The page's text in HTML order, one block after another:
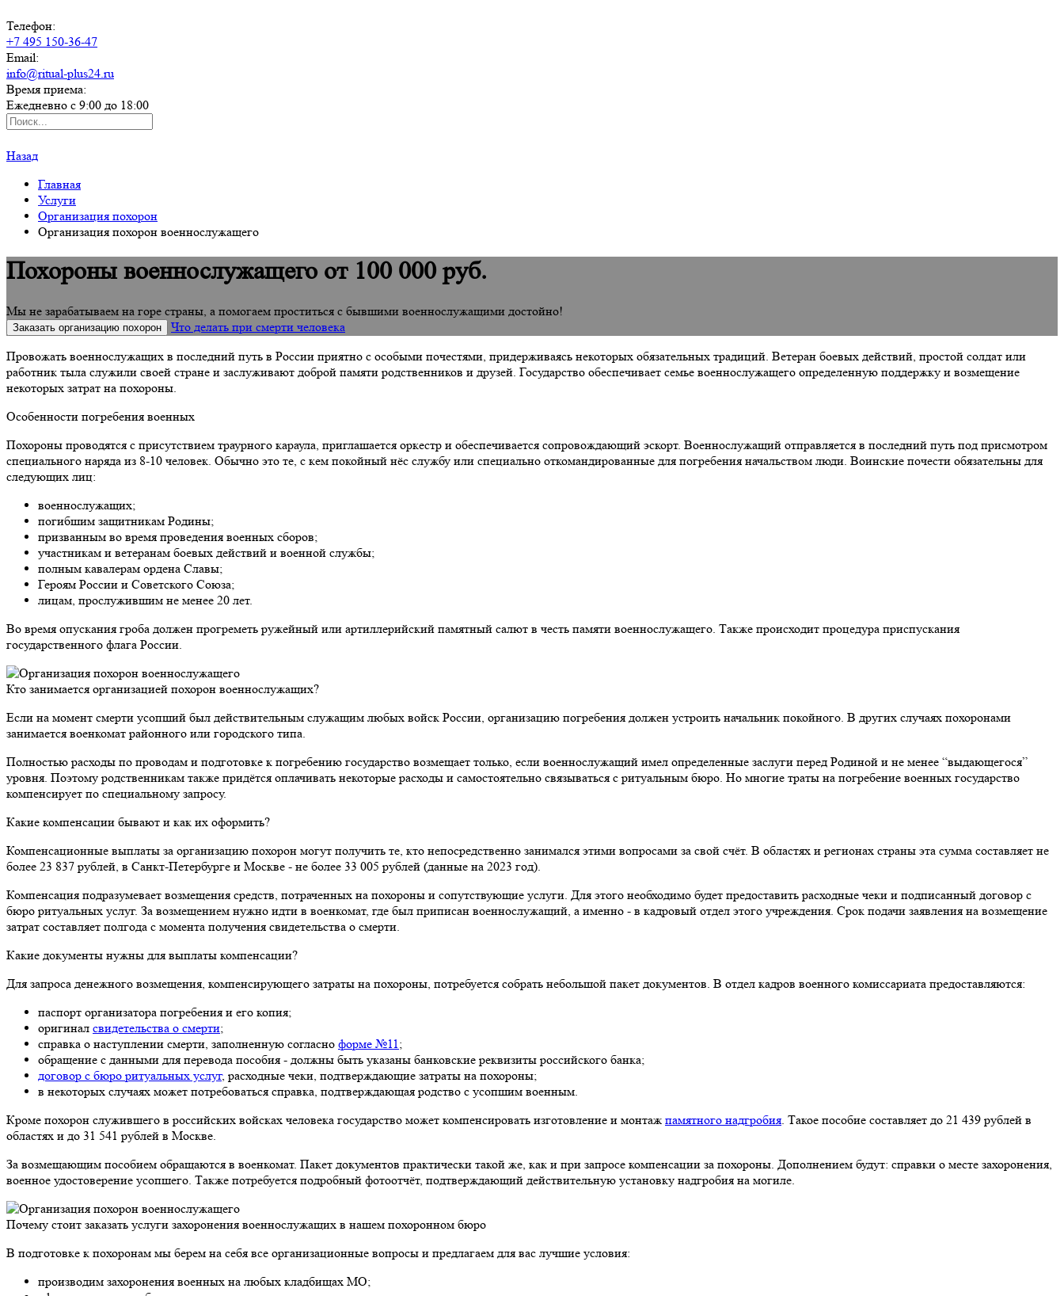
Телефон:
+7 495 150-36-47
Email:
info@ritual-plus24.ru
Время приема:
Ежедневно с 9:00 до 18:00
Назад
Главная
Услуги
Организация похорон
Организация похорон военнослужащего
Похороны военнослужащего от 100 000 руб.
Мы не зарабатываем на горе страны, а помогаем проститься с бывшими военнослужащими достойно!
Заказать организацию похорон
Что делать при смерти человека
Провожать военнослужащих в последний путь в России приятно с особыми почестями, придерживаясь некоторых обязательных традиций. Ветеран боевых действий, простой солдат или
работник тыла служили своей стране и заслуживают доброй памяти родственников и друзей. Государство обеспечивает семье военнослужащего определенную поддержку и возмещение
некоторых затрат на похороны.
Особенности погребения военных
Похороны проводятся с присутствием траурного караула, приглашается оркестр и обеспечивается сопровождающий эскорт. Военнослужащий отправляется в последний путь под присмотром
специального наряда из 8-10 человек. Обычно это те, с кем покойный нёс службу или специально откомандированные для погребения начальством люди. Воинские почести обязательны для
следующих лиц:
военнослужащих;
погибшим защитникам Родины;
призванным во время проведения военных сборов;
участникам и ветеранам боевых действий и военной службы;
полным кавалерам ордена Славы;
Героям России и Советского Союза;
лицам, прослужившим не менее 20 лет.
Во время опускания гроба должен прогреметь ружейный или артиллерийский памятный салют в честь памяти военнослужащего. Также происходит процедура приспускания
государственного флага России.
Кто занимается организацией похорон военнослужащих?
Если на момент смерти усопший был действительным служащим любых войск России, организацию погребения должен устроить начальник покойного. В других случаях похоронами
занимается военкомат районного или городского типа.
Полностью расходы по проводам и подготовке к погребению государство возмещает только, если военнослужащий имел определенные заслуги перед Родиной и не менее “выдающегося”
уровня. Поэтому родственникам также придётся оплачивать некоторые расходы и самостоятельно связываться с ритуальным бюро. Но многие траты на погребение военных государство
компенсирует по специальному запросу.
Какие компенсации бывают и как их оформить?
Компенсационные выплаты за организацию похорон могут получить те, кто непосредственно занимался этими вопросами за свой счёт. В областях и регионах страны эта сумма составляет не
более 23 837 рублей, в Санкт-Петербурге и Москве - не более 33 005 рублей (данные на 2023 год).
Компенсация подразумевает возмещения средств, потраченных на похороны и сопутствующие услуги. Для этого необходимо будет предоставить расходные чеки и подписанный договор с
бюро ритуальных услуг. За возмещением нужно идти в военкомат, где был приписан военнослужащий, а именно - в кадровый отдел этого учреждения. Срок подачи заявления на возмещение
затрат составляет полгода с момента получения свидетельства о смерти.
Какие документы нужны для выплаты компенсации?
Для запроса денежного возмещения, компенсирующего затраты на похороны, потребуется собрать небольшой пакет документов. В отдел кадров военного комиссариата предоставляются:
паспорт организатора погребения и его копия;
оригинал свидетельства о смерти;
справка о наступлении смерти, заполненную согласно форме №11;
обращение с данными для перевода пособия - должны быть указаны банковские реквизиты российского банка;
договор с бюро ритуальных услуг, расходные чеки, подтверждающие затраты на похороны;
в некоторых случаях может потребоваться справка, подтверждающая родство с усопшим военным.
Кроме похорон служившего в российских войсках человека государство может компенсировать изготовление и монтаж памятного надгробия. Такое пособие составляет до 21 439 рублей в
областях и до 31 541 рублей в Москве.
За возмещающим пособием обращаются в военкомат. Пакет документов практически такой же, как и при запросе компенсации за похороны. Дополнением будут: справки о месте захоронения,
военное удостоверение усопшего. Также потребуется подробный фотоотчёт, подтверждающий действительную установку надгробия на могиле.
Почему стоит заказать услуги захоронения военнослужащих в нашем похоронном бюро
В подготовке к похоронам мы берем на себя все организационные вопросы и предлагаем для вас лучшие условия:
производим захоронения военных на любых кладбищах МО;